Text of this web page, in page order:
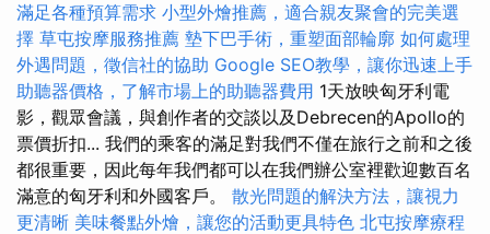
滿足各種預算需求 小型外燴推薦，適合親友聚會的完美選
擇 草屯按摩服務推薦 墊下巴手術，重塑面部輪廓 如何處理
外遇問題，徵信社的協助 Google SEO教學，讓你迅速上手
助聽器價格，了解市場上的助聽器費用 1天放映匈牙利電
影，觀眾會議，與創作者的交談以及Debrecen的Apollo的
票價折扣... 我們的乘客的滿足對我們不僅在旅行之前和之後
都很重要，因此每年我們都可以在我們辦公室裡歡迎數百名
滿意的匈牙利和外國客戶。 散光問題的解決方法，讓視力
更清晰 美味餐點外燴，讓您的活動更具特色 北屯按摩療程